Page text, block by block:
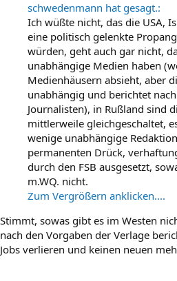
schwedenmann hat gesagt.:
Ich wüßte nicht, das die USA,
eine politisch gelenkte
würden, geht auch gar nicht,
unabhängige Medien haben
Medienhäusern absieht, aber
unabhängig und berichtet
Journalisten), in Rußland sind
mittlerweile gleichgeschaltet,
wenige unabhängige
permanenten Drück,
durch den FSB ausgesetzt,
m.WQ. nicht.
Zum Vergrößern anklicken....
Stimmt, sowas gibt es im Westen
nach den Vorgaben der Verlage
Jobs verlieren und keinen neuen